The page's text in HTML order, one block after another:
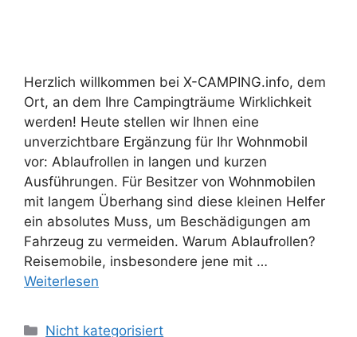
Herzlich willkommen bei X-CAMPING.info, dem
Ort, an dem Ihre Campingträume Wirklichkeit
werden! Heute stellen wir Ihnen eine
unverzichtbare Ergänzung für Ihr Wohnmobil
vor: Ablaufrollen in langen und kurzen
Ausführungen. Für Besitzer von Wohnmobilen
mit langem Überhang sind diese kleinen Helfer
ein absolutes Muss, um Beschädigungen am
Fahrzeug zu vermeiden. Warum Ablaufrollen?
Reisemobile, insbesondere jene mit …
Weiterlesen
Kategorien
Nicht kategorisiert